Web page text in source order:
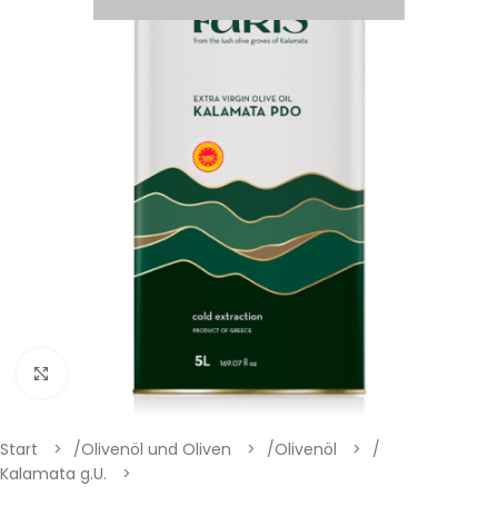
Klik om te vergroten
Start /Olivenöl und Oliven /Olivenöl
/
Kalamata g.U.